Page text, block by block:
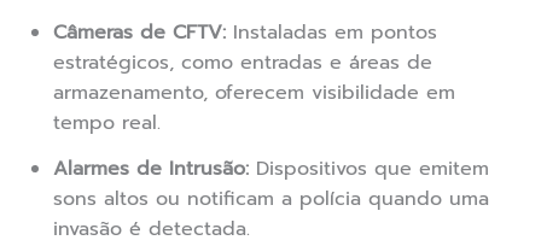
Câmeras de CFTV: Instaladas em pontos
estratégicos, como entradas e áreas de
armazenamento, oferecem visibilidade em
tempo real.
Alarmes de Intrusão: Dispositivos que emitem
sons altos ou notificam a polícia quando uma
invasão é detectada.